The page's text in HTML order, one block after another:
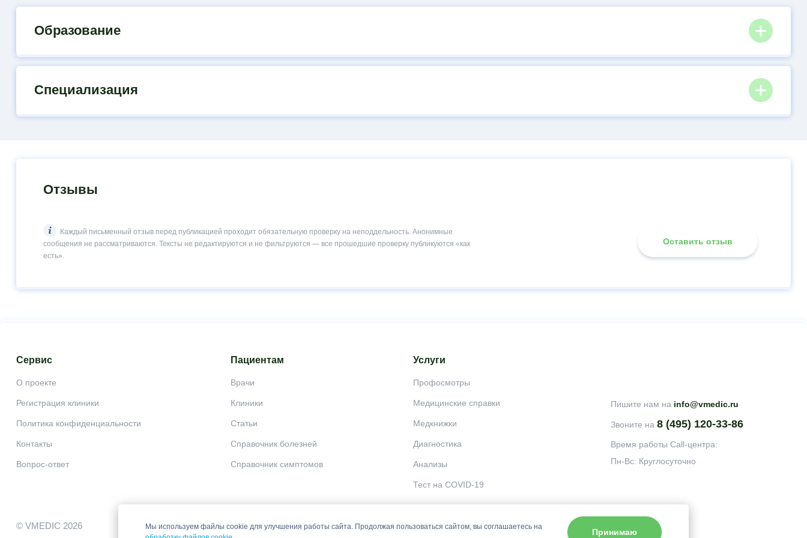
Образование
Специализация
Отзывы
Каждый письменный отзыв перед публикацией проходит обязательную проверку на неподдельность. Анонимные
сообщения не рассматриваются. Тексты не редактируются и не фильтруются — все прошедшие проверку публикуются «как
есть».
Оставить отзыв
Сервис
О проекте
Регистрация клиники
Политика конфиденциальности
Контакты
Вопрос-ответ
Пациентам
Врачи
Клиники
Статьи
Справочник болезней
Справочник симптомов
Услуги
Профосмотры
Медицинские справки
Медкнижки
Диагностика
Анализы
Тест на COVID-19
Пишите нам на info@vmedic.ru
Звоните на 8 (495) 120-33-86
Время работы Call-центра:
Пн-Вс: Круглосуточно
© VMEDIC 2026
Мы используем файлы cookie для улучшения работы сайта. Продолжая пользоваться сайтом, вы соглашаетесь на
Принимаю